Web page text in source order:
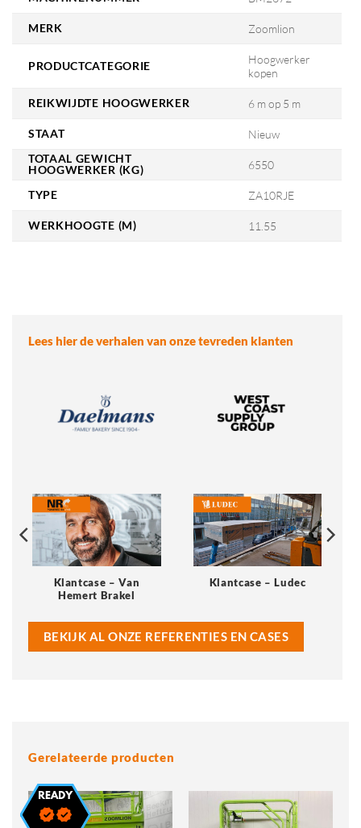
MERK Zoomlion
PRODUCTCATEGORIE
Hoogwerker
kopen
REIKWIJDTE HOOGWERKER 6 m op 5 m
STAAT
Nieuw
TOTAAL GEWICHT
HOOGWERKER (KG)
6550
TYPE ZA10RJE
WERKHOOGTE (M) 11.55
Lees hier de verhalen van onze tevreden klanten
Klantcase – Van
Hemert Brakel
Klantcase – Ludec
BEKIJK AL ONZE REFERENTIES EN CASES
Gerelateerde producten